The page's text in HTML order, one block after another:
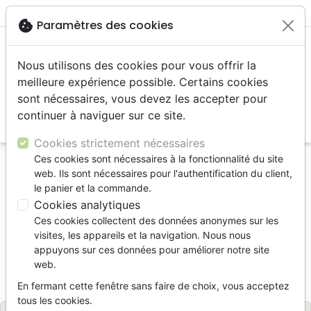
menu
Accueil Divers
Objets cadeaux
Ardoise illustrée "Jésus dit : je suis la lumière du
monde"
Ardoise illustrée
Hoyos Céliz Julio
Référence
EditeurSoleil et Lune
cookie Paramètres des cookies
Nous utilisons des cookies pour vous offrir la
meilleure expérience possible. Certains cookies
sont nécessaires, vous devez les accepter pour
continuer à naviguer sur ce site.
Cookies strictement nécessaires
Ces cookies sont nécessaires à la fonctionnalité du site
web. Ils sont nécessaires pour l'authentification du client,
le panier et la commande.
Cookies analytiques
Ces cookies collectent des données anonymes sur les
visites, les appareils et la navigation. Nous nous
appuyons sur ces données pour améliorer notre site
web.
En fermant cette fenêtre sans faire de choix, vous acceptez
tous les cookies.